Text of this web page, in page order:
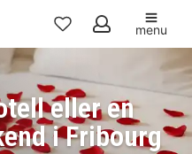
Mine
favoritter
menu
eller en
i Fribourg